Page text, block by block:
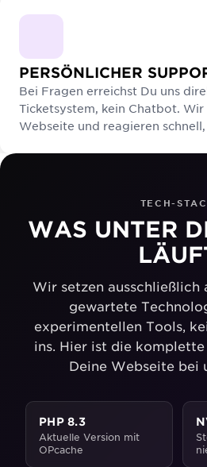
PERSÖNLICHER
Bei Fragen erreichst Du uns
Ticketsystem, kein Chatbot. Wir
Webseite und reagieren
TECH-
WAS UNTER
Wir setzen
gewartete
experimentellen Tools,
ins. Hier ist die komplette
Deine Webseite bei
PHP 8.3
Aktuelle Version mit
OPcache